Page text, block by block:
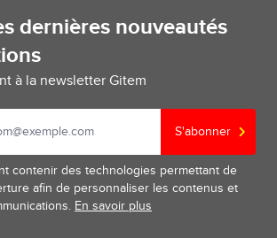
dernières nouveautés
à la newsletter Gitem
S'abonner
contenir des technologies permettant de
afin de personnaliser les contenus et
En savoir plus